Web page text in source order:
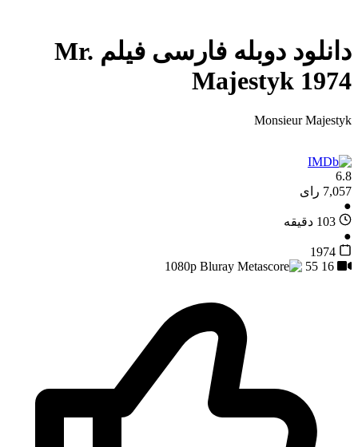
دانلود دوبله فارسی فیلم Mr.
Majestyk 1974
Monsieur Majestyk
6.8
7,057 رای
●
103 دقیقه
●
1974
55 16